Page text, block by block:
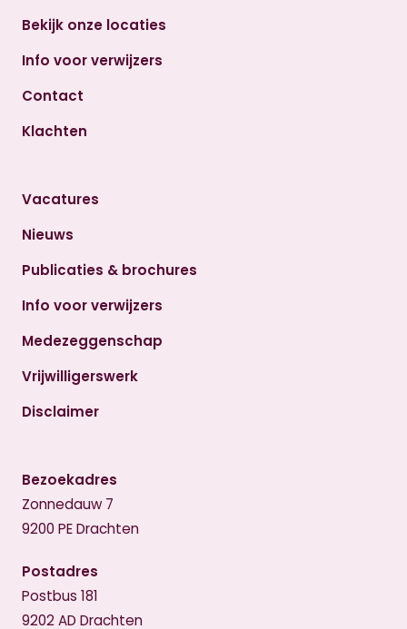
Bekijk onze locaties
Info voor verwijzers
Contact
Klachten
Vacatures
Nieuws
Publicaties & brochures
Info voor verwijzers
Medezeggenschap
Vrijwilligerswerk
Disclaimer
Bezoekadres
Zonnedauw 7
9200 PE Drachten
Postadres
Postbus 181
9202 AD Drachten